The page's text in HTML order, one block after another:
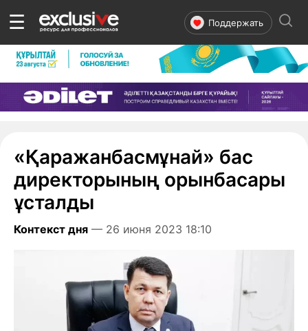
☰ Поддержать
«Қаражанбасмұнай» бас
директорының орынбасары
ұсталды
Контекст дня — 26 июня 2023 18:10